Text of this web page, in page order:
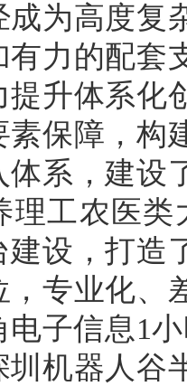
成为高度复
有力的配套
提升体系化
素保障，构
体系，建设
理工农医类
建设，打造
，专业化、
电子信息1
圳机器人谷